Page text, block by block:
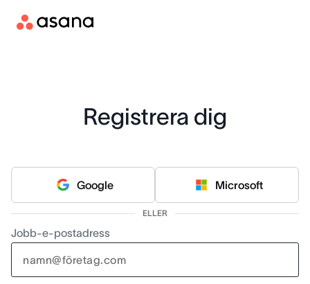
Registrera dig
Google Microsoft
ELLER
Jobb-e-postadress